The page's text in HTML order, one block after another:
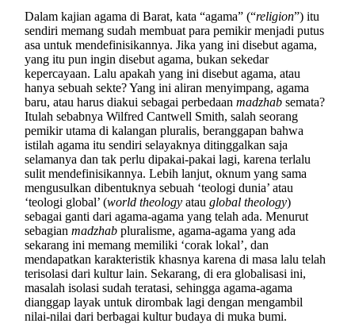
Dalam kajian agama di Barat, kata “agama” (“religion”) itu
sendiri memang sudah membuat para pemikir menjadi putus
asa untuk mendefinisikannya. Jika yang ini disebut agama,
yang itu pun ingin disebut agama, bukan sekedar
kepercayaan. Lalu apakah yang ini disebut agama, atau
hanya sebuah sekte? Yang ini aliran menyimpang, agama
baru, atau harus diakui sebagai perbedaan madzhab semata?
Itulah sebabnya Wilfred Cantwell Smith, salah seorang
pemikir utama di kalangan pluralis, beranggapan bahwa
istilah agama itu sendiri selayaknya ditinggalkan saja
selamanya dan tak perlu dipakai-pakai lagi, karena terlalu
sulit mendefinisikannya. Lebih lanjut, oknum yang sama
mengusulkan dibentuknya sebuah ‘teologi dunia’ atau
‘teologi global’ (world theology atau global theology)
sebagai ganti dari agama-agama yang telah ada. Menurut
sebagian madzhab pluralisme, agama-agama yang ada
sekarang ini memang memiliki ‘corak lokal’, dan
mendapatkan karakteristik khasnya karena di masa lalu telah
terisolasi dari kultur lain. Sekarang, di era globalisasi ini,
masalah isolasi sudah teratasi, sehingga agama-agama
dianggap layak untuk dirombak lagi dengan mengambil
nilai-nilai dari berbagai kultur budaya di muka bumi.